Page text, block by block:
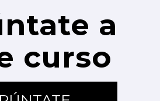
a
curso